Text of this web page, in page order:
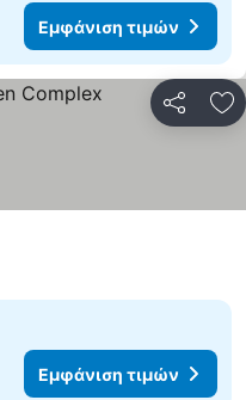
Εμφάνιση τιμών
Εμφάνιση τιμών